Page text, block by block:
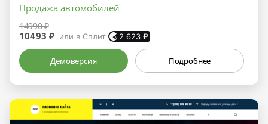
Продажа автомобилей
14990 ₽
10493 ₽ или в Сплит 2 623 ₽
Демоверсия Подробнее